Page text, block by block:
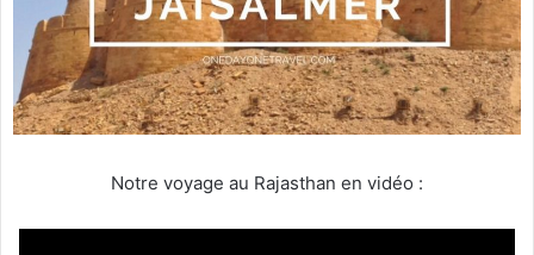
Notre voyage au Rajasthan en vidéo :